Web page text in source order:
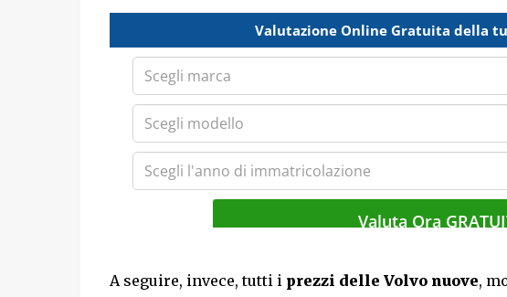
A seguire, invece, tutti i prezzi delle Volvo nuove,